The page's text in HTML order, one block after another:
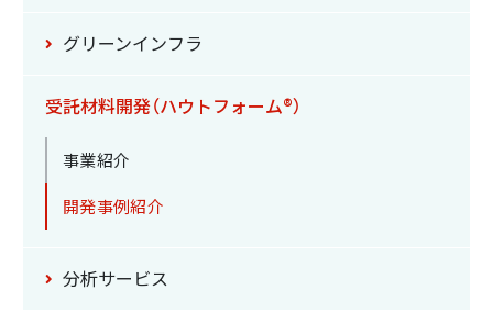
グリーンインフラ
受託材料開発（ハウトフォーム®）
事業紹介
開発事例紹介
分析サービス